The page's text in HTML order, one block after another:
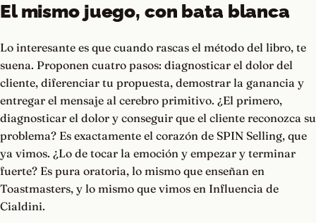
El mismo juego, con bata blanca
Lo interesante es que cuando rascas el método del libro, te
suena. Proponen cuatro pasos: diagnosticar el dolor del
cliente, diferenciar tu propuesta, demostrar la ganancia y
entregar el mensaje al cerebro primitivo. ¿El primero,
diagnosticar el dolor y conseguir que el cliente reconozca su
problema? Es exactamente el corazón de SPIN Selling, que
ya vimos. ¿Lo de tocar la emoción y empezar y terminar
fuerte? Es pura oratoria, lo mismo que enseñan en
Toastmasters, y lo mismo que vimos en Influencia de
Cialdini.